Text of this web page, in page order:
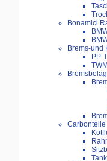
Bonamici
Brems-und
PP-
TWM
Carbonteile